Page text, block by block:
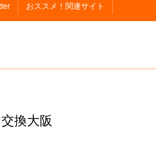
おススメ！関連サイト
換大阪